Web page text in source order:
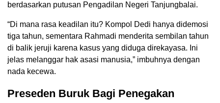
berdasarkan putusan Pengadilan Negeri Tanjungbalai.
“Di mana rasa keadilan itu? Kompol Dedi hanya didemosi
tiga tahun, sementara Rahmadi menderita sembilan tahun
di balik jeruji karena kasus yang diduga direkayasa. Ini
jelas melanggar hak asasi manusia,” imbuhnya dengan
nada kecewa.
Preseden Buruk Bagi Penegakan